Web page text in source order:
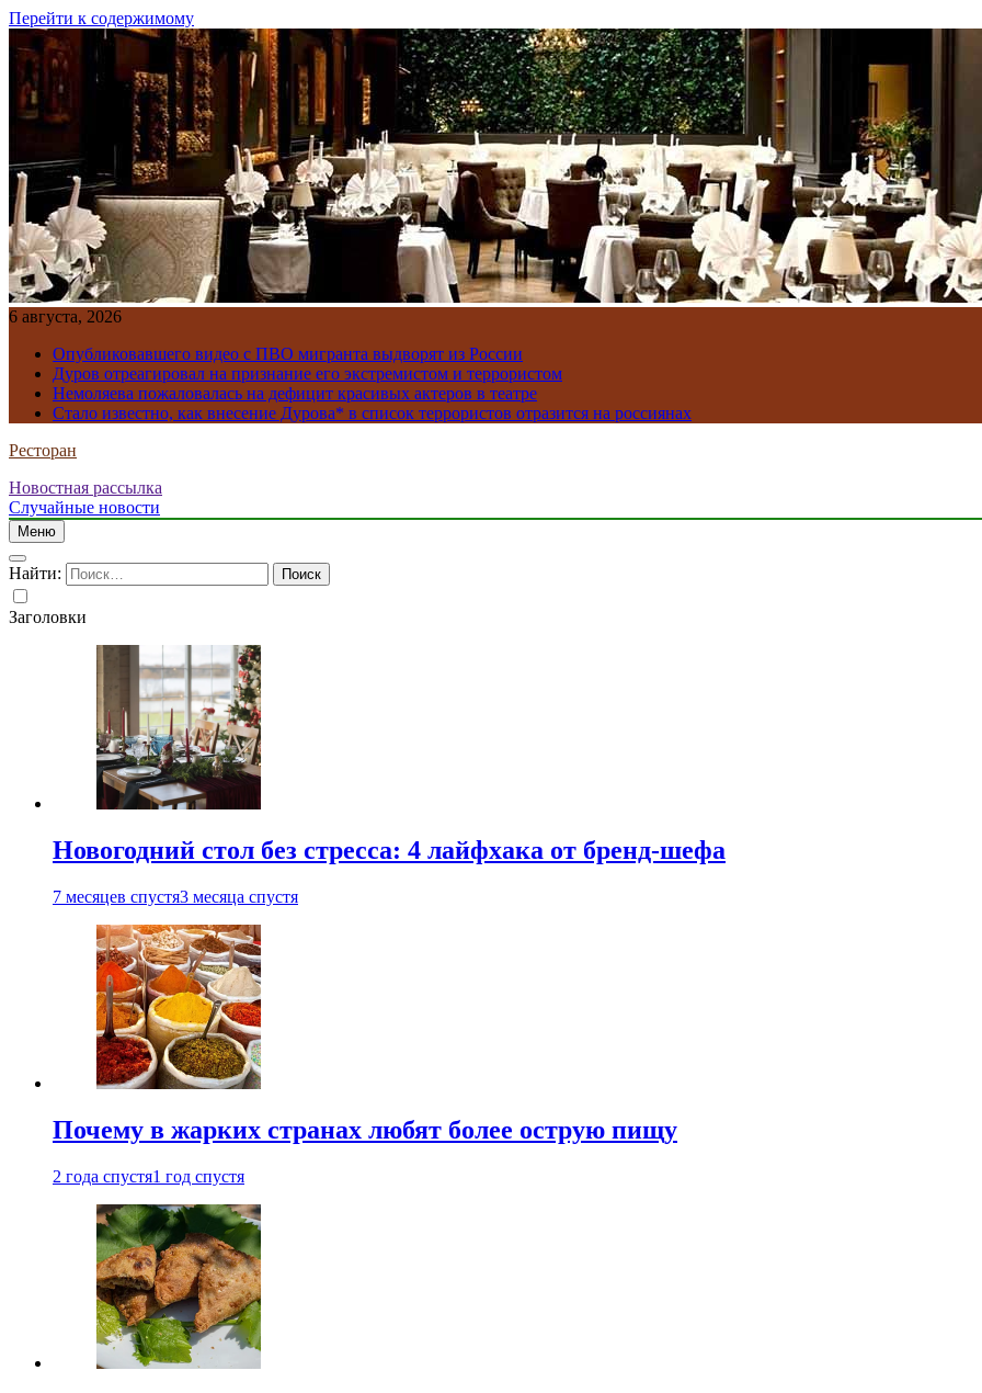
Перейти к содержимому
6 августа, 2026
Опубликовавшего видео с ПВО мигранта выдворят из России
Дуров отреагировал на признание его экстремистом и террористом
Немоляева пожаловалась на дефицит красивых актеров в театре
Стало известно, как внесение Дурова* в список террористов отразится на россиянах
Ресторан
Новостная рассылка
Случайные новости
Меню
Найти:
Заголовки
Новогодний стол без стресса: 4 лайфхака от бренд-шефа
7 месяцев спустя3 месяца спустя
Почему в жарких странах любят более острую пищу
2 года спустя1 год спустя